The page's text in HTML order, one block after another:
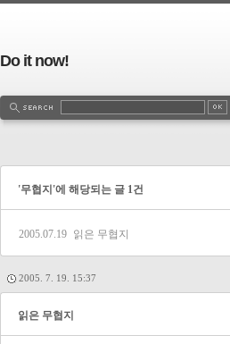
Do it now!
'무협지'에 해당되는 글 1건
2005.07.19 읽은 무협지
2005. 7. 19. 15:37
읽은 무협지